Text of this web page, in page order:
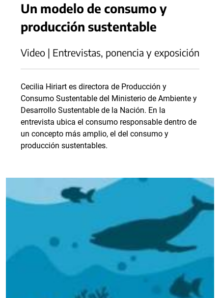
Un modelo de consumo y
producción sustentable
Video | Entrevistas, ponencia y exposición
Cecilia Hiriart es directora de Producción y
Consumo Sustentable del Ministerio de Ambiente y
Desarrollo Sustentable de la Nación. En la
entrevista ubica el consumo responsable dentro de
un concepto más amplio, el del consumo y
producción sustentables.